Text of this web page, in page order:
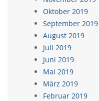
Oktober 2019
September 2019
August 2019
Juli 2019
Juni 2019
Mai 2019
März 2019
Februar 2019